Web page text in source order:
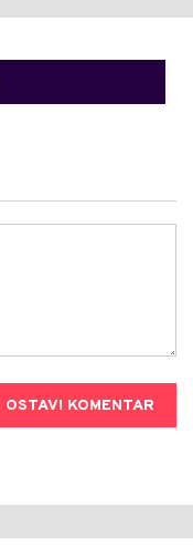
OSTAVI KOMENTAR